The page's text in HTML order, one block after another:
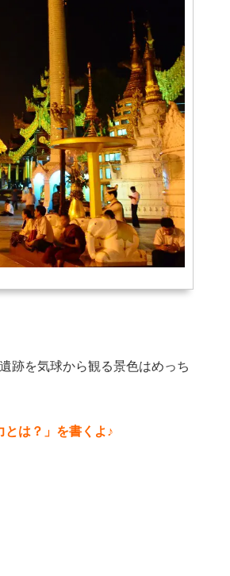
跡を気球から観る景色はめっち
とは？」を書くよ♪